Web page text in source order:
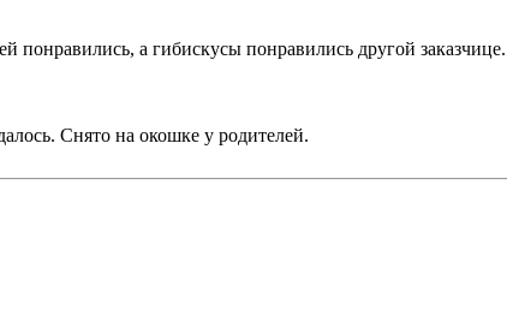
понравились, а гибискусы понравились другой
Снято на окошке у родителей.